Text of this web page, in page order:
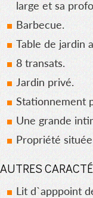
large et sa
Barbecue.
Table de jardin
8 transats.
Jardin privé.
Stationnement
Une grande
Propriété
AUTRES
Lit d`apppoint